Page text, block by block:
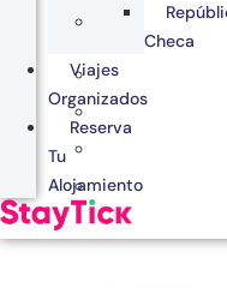
Checa
Viajes
Organizados
Reserva
Tu
Alojamiento